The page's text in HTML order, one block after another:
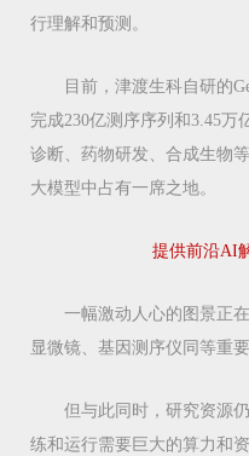
行理解和预测。
目前，津渡生科自研的
完成230亿测序序列和3.45
诊断、药物研发、合成生物
大模型中占有一席之地。
提供前沿AI
一幅激动人心的图景正
显微镜、基因测序仪同等重
但与此同时，研究资源
练和运行需要巨大的算力和